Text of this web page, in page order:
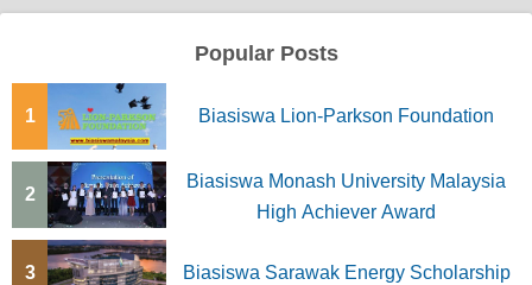
Popular Posts
1 Biasiswa Lion-Parkson Foundation
2
Biasiswa Monash University Malaysia
High Achiever Award
3 Biasiswa Sarawak Energy Scholarship